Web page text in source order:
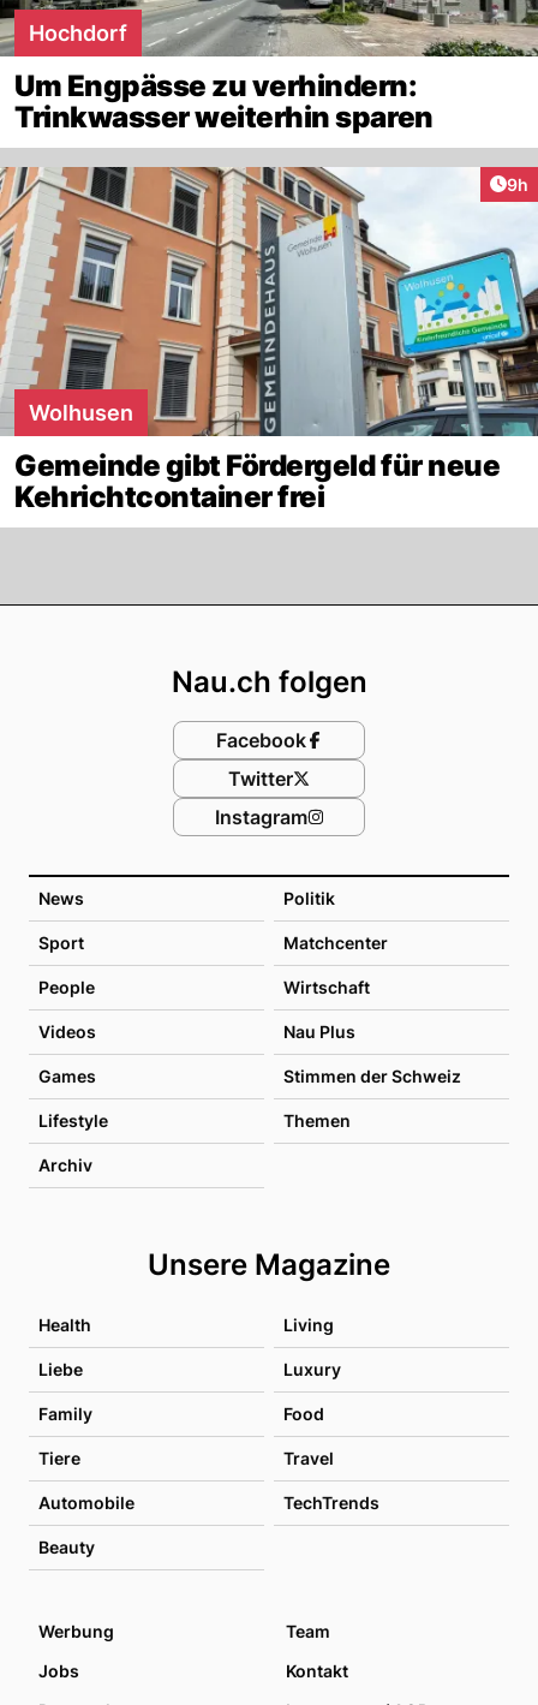
Hochdorf
Um Engpässe zu verhindern:
Trinkwasser weiterhin sparen
9h
Wolhusen
Gemeinde gibt Fördergeld für neue
Kehrichtcontainer frei
News Politik
Sport Matchcenter
People Wirtschaft
Videos Nau Plus
Games Stimmen der Schweiz
Lifestyle Themen
Archiv
Unsere Magazine
Health Living
Liebe Luxury
Family Food
Tiere Travel
Automobile TechTrends
Beauty
Nau.ch folgen
Facebook
Twitter
Instagram
Werbung
Team
Jobs
Kontakt